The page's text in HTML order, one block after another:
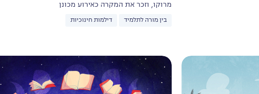
מרוקו, וזכר את המקרה כאירוע מכונן
בין מורה לתלמיד דילמות חינוכיות